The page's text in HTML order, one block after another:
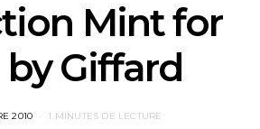
Mint for
Giffard
2010 1 MINUTES DE LECTURE